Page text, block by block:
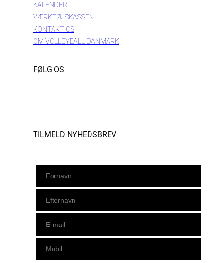
KALENDER
VÆRKTØJSKASSEN
KONTAKT OS
OM VOLLEYBALL DANMARK
FØLG OS
TILMELD NYHEDSBREV